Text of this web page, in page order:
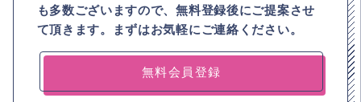
も多数ございますので、無料登録後にご提案させ
て頂きます。まずはお気軽にご連絡ください。
無料会員登録